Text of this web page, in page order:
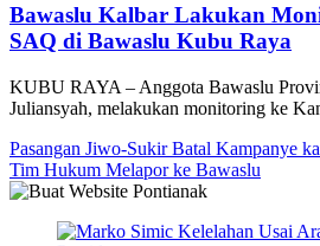
Bawaslu Kalbar Lakukan
SAQ di Bawaslu Kubu Raya
KUBU RAYA – Anggota Bawaslu
Juliansyah, melakukan monitoring ke
Pasangan Jiwo-Sukir Batal Kampanye
Tim Hukum Melapor ke Bawaslu